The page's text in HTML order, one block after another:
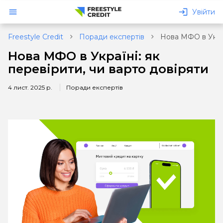
Увійти
Freestyle Credit Поради експертів Нова МФО в
Нова МФО в Україні: як
перевірити, чи варто довіряти
4 лист. 2025 р. Поради експертів